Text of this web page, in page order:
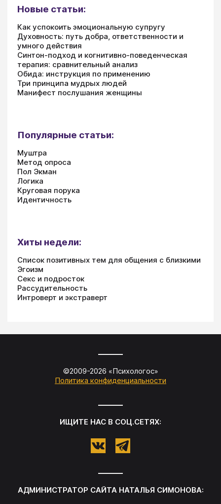
Новые статьи:
Как успокоить эмоциональную супругу
Духовность: путь добра, ответственности и
умного действия
Синтон-подход и когнитивно-поведенческая
терапия: сравнительный анализ
Обида: инструкция по применению
Три принципа мудрых людей
Манифест послушания женщины
Популярные статьи:
Муштра
Метод опроса
Пол Экман
Логика
Круговая порука
Идентичность
Хиты недели:
Список позитивных тем для общения с близкими
Эгоизм
Секс и подросток
Рассудительность
Интроверт и экстраверт
©2009-2026 «Психологос»
Политика конфиденциальности
ИЩИТЕ НАС В СОЦ.СЕТЯХ:
АДМИНИСТРАТОР САЙТА НАТАЛЬЯ СИМОНОВА: